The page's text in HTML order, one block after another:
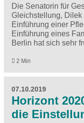
Die Senatorin für
Gleichstellung,
Einführung einer
Einführung eines
Berlin hat sich sehr
2 Min
07.10.2019
Horizont
die